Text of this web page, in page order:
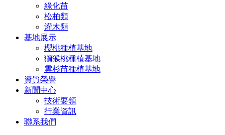
綠化苗
松柏類
灌木類
基地展示
櫻桃種植基地
獼猴桃種植基地
雲杉苗種植基地
資質榮譽
新聞中心
技術要領
行業資訊
聯系我們